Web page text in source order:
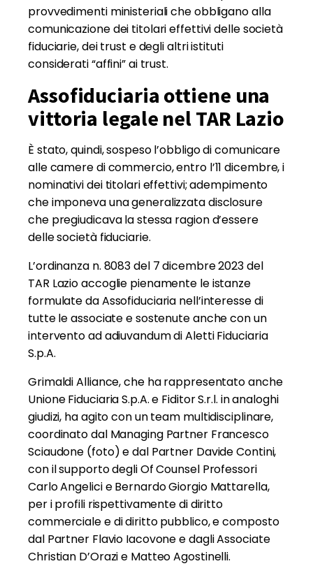
provvedimenti ministeriali che obbligano alla
comunicazione dei titolari effettivi delle società
fiduciarie, dei trust e degli altri istituti
considerati “affini” ai trust.
Assofiduciaria ottiene una
vittoria legale nel TAR Lazio
È stato, quindi, sospeso l’obbligo di comunicare
alle camere di commercio, entro l’11 dicembre, i
nominativi dei titolari effettivi; adempimento
che imponeva una generalizzata disclosure
che pregiudicava la stessa ragion d’essere
delle società fiduciarie.
L’ordinanza n. 8083 del 7 dicembre 2023 del
TAR Lazio accoglie pienamente le istanze
formulate da Assofiduciaria nell’interesse di
tutte le associate e sostenute anche con un
intervento ad adiuvandum di Aletti Fiduciaria
S.p.A.
Grimaldi Alliance, che ha rappresentato anche
Unione Fiduciaria S.p.A. e Fiditor S.r.l. in analoghi
giudizi, ha agito con un team multidisciplinare,
coordinato dal Managing Partner Francesco
Sciaudone (foto) e dal Partner Davide Contini,
con il supporto degli Of Counsel Professori
Carlo Angelici e Bernardo Giorgio Mattarella,
per i profili rispettivamente di diritto
commerciale e di diritto pubblico, e composto
dal Partner Flavio Iacovone e dagli Associate
Christian D’Orazi e Matteo Agostinelli.